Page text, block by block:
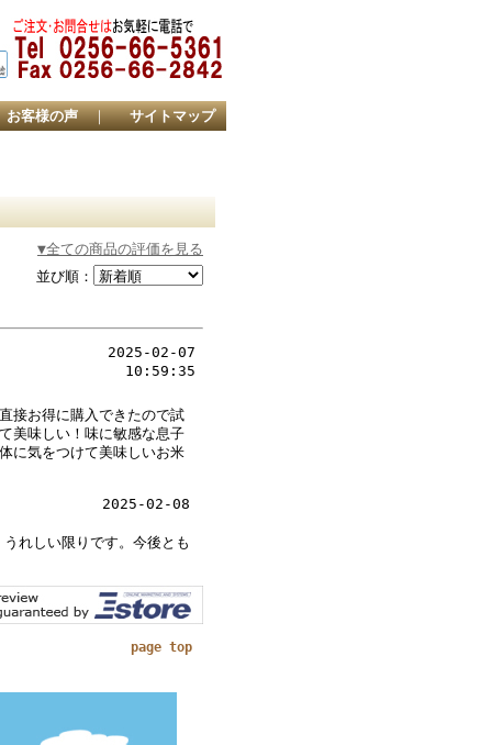
お客様の声 ｜ サイトマップ
▼全ての商品の評価を見る
並び順：
2025-02-07
10:59:35
接お得に購入できたので試
美味しい！味に敏感な息子
に気をつけて美味しいお米
2025-02-08
れしい限りです。今後とも
page top